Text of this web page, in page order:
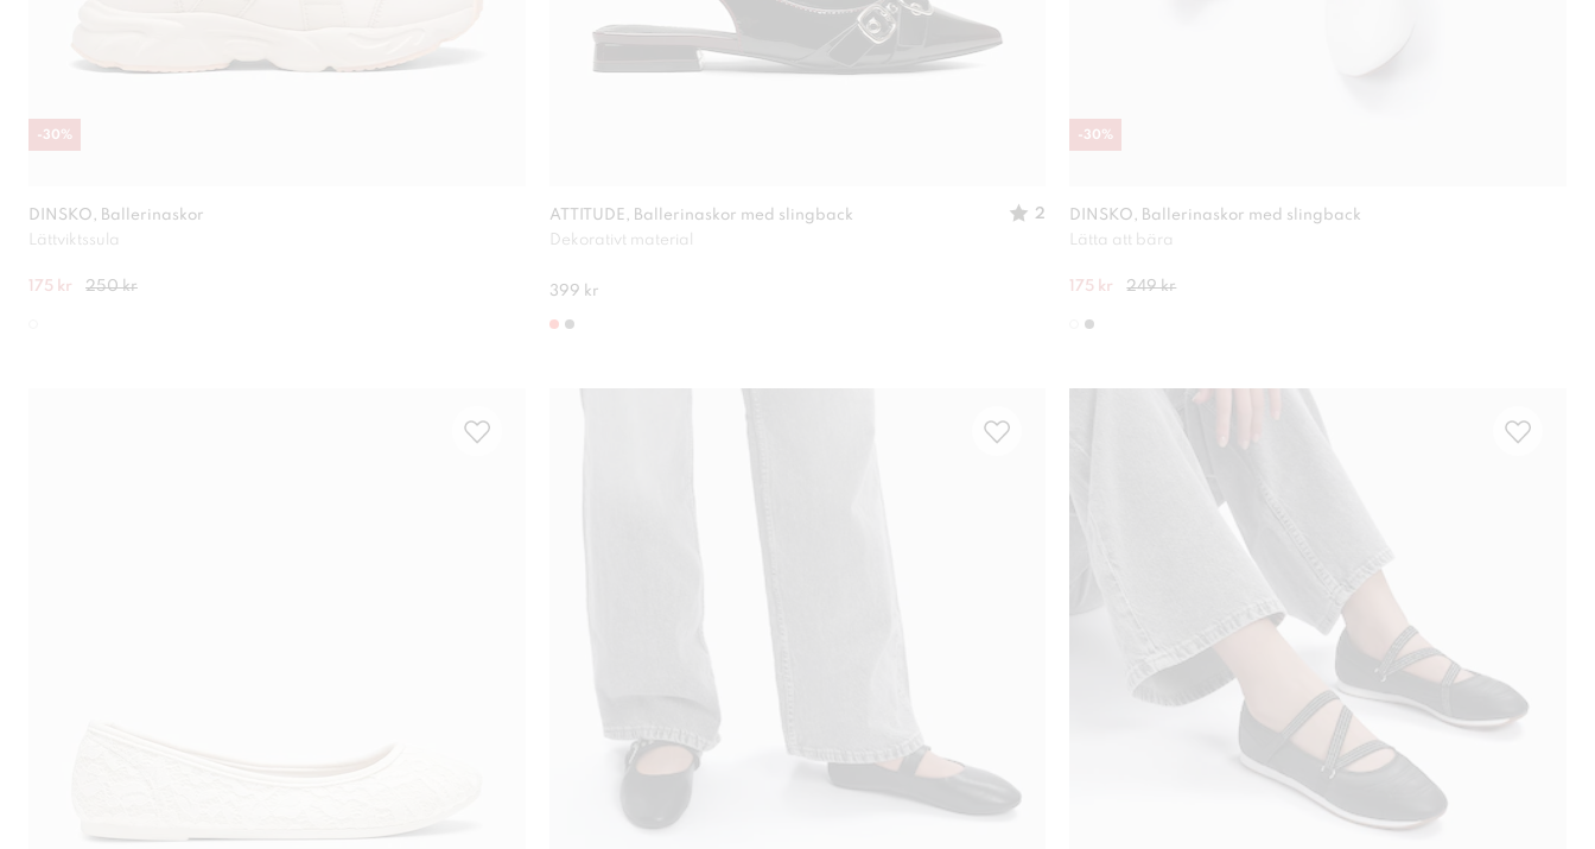
DINSKO, Ballerinaskor
Lättviktssula
175 kr 250 kr
-30%
ATTITUDE, Ballerinaskor med slingback
2
Dekorativt material
399 kr
DINSKO, Ballerinaskor med slingback
Lätta att bära
175 kr 249 kr
-30%